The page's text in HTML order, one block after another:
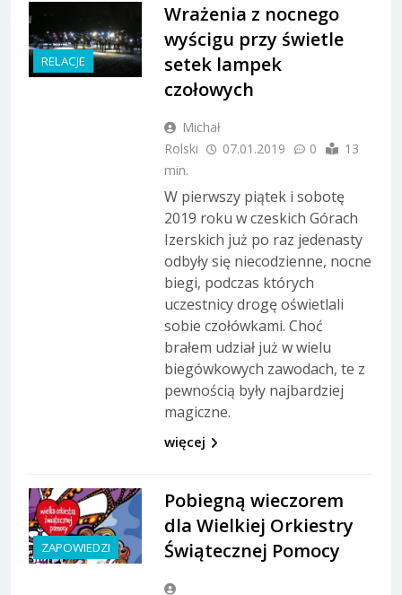
RELACJE
Wrażenia z nocnego
wyścigu przy świetle
setek lampek
czołowych
Michał
Rolski
07.01.2019 0
13
min.
W pierwszy piątek i sobotę
2019 roku w czeskich Górach
Izerskich już po raz jedenasty
odbyły się niecodzienne, nocne
biegi, podczas których
uczestnicy drogę oświetlali
sobie czołówkami. Choć
brałem udział już w wielu
biegówkowych zawodach, te z
pewnością były najbardziej
magiczne.
więcej
ZAPOWIEDZI
Pobiegną wieczorem
dla Wielkiej Orkiestry
Świątecznej Pomocy